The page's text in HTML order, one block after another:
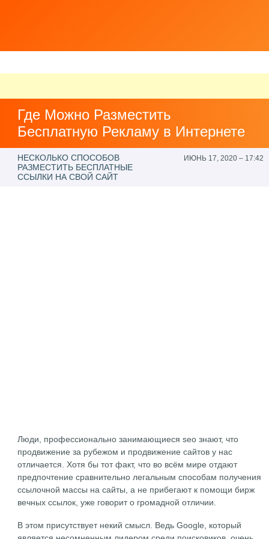
ИНТЕРНЕТЕ
Где Можно Разместить
Бесплатную Рекламу в Интернете
НЕСКОЛЬКО СПОСОБОВ
РАЗМЕСТИТЬ БЕСПЛАТНЫЕ
ССЫЛКИ НА СВОЙ САЙТ
ИЮНЬ 17, 2020 – 17:42
Люди, профессионально занимающиеся seo знают, что
продвижение за рубежом и продвижение сайтов у нас
отличается. Хотя бы тот факт, что во всём мире отдают
предпочтение сравнительно легальным способам получения
ссылочной массы на сайты, а не прибегают к помощи бирж
вечных ссылок, уже говорит о громадной отличии.
В этом присутствует некий смысл. Ведь Google, который